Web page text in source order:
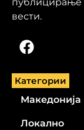
вести.
Категории
Македонија
Локално